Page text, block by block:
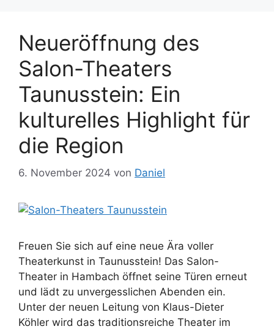
Neueröffnung des
Salon-Theaters
Taunusstein: Ein
kulturelles Highlight für
die Region
6. November 2024 von Daniel
Freuen Sie sich auf eine neue Ära voller
Theaterkunst in Taunusstein! Das Salon-
Theater in Hambach öffnet seine Türen erneut
und lädt zu unvergesslichen Abenden ein.
Unter der neuen Leitung von Klaus-Dieter
Köhler wird das traditionsreiche Theater im